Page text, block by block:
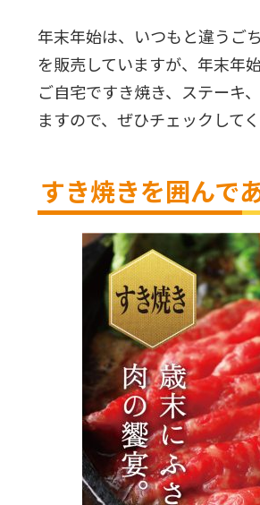
年末年始は、いつもと違うご
を販売していますが、年末年
ご自宅ですき焼き、ステーキ
ますので、ぜひチェックして
すき焼きを囲んで